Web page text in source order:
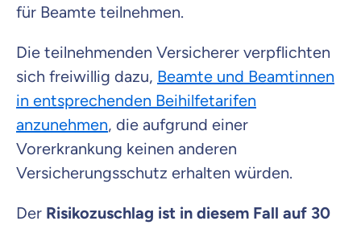
für Beamte teilnehmen.
Die teilnehmenden Versicherer verpflichten
sich freiwillig dazu, Beamte und Beamtinnen
in entsprechenden Beihilfetarifen
anzunehmen, die aufgrund einer
Vorerkrankung keinen anderen
Versicherungsschutz erhalten würden.
Der Risikozuschlag ist in diesem Fall auf 30